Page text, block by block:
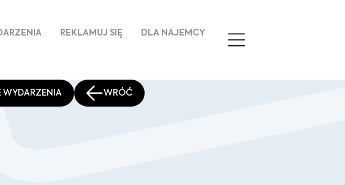
REKLAMUJ SIĘ DLA NAJEMCY
WYDARZENIA WRÓĆ